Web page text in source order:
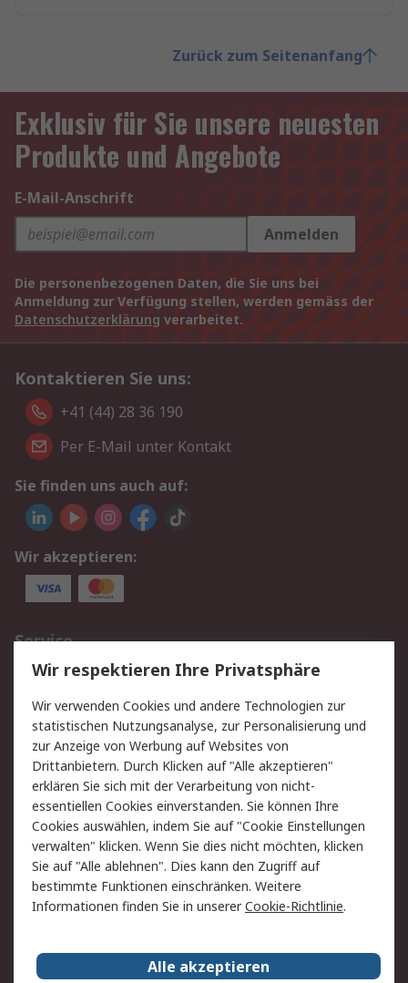
Zurück zum Seitenanfang
Exklusiv für Sie unsere neuesten
Produkte und Angebote
E-Mail-Anschrift
Anmelden
Die personenbezogenen Daten, die Sie uns bei
Anmeldung zur Verfügung stellen, werden gemäss der
Datenschutzerklärung verarbeitet.
Kontaktieren Sie uns:
+41 (44) 28 36 190
Per E-Mail unter Kontakt
Sie finden uns auch auf:
Wir akzeptieren:
Service
Value Added Services
Lieferlösungen
Rücksendungen
Kontakt
Hilfe
Rechtliches
AGB
Datenschutz
Cookie-Richtlinie
Zahlungsbedingungen
Copyright/Impressum
Über RS
Karriere bei RS
Nachhaltigkeit
Wir respektieren Ihre Privatsphäre
Wir verwenden Cookies und andere Technologien zur
statistischen Nutzungsanalyse, zur Personalisierung und
zur Anzeige von Werbung auf Websites von
Drittanbietern. Durch Klicken auf "Alle akzeptieren"
erklären Sie sich mit der Verarbeitung von nicht-
essentiellen Cookies einverstanden. Sie können Ihre
Cookies auswählen, indem Sie auf "Cookie Einstellungen
verwalten" klicken. Wenn Sie dies nicht möchten, klicken
Sie auf "Alle ablehnen". Dies kann den Zugriff auf
bestimmte Funktionen einschränken. Weitere
Informationen finden Sie in unsererCookie-Richtlinie.
Alle akzeptieren